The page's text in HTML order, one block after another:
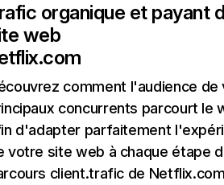
organique et payant
web
comment l'audience de
concurrents parcourt le
d'adapter parfaitement
votre site web à chaque étape
client.trafic de